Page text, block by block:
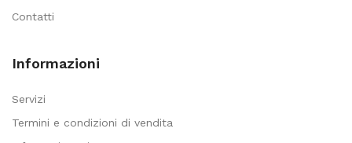
Contatti
Informazioni
Servizi
Termini e condizioni di vendita